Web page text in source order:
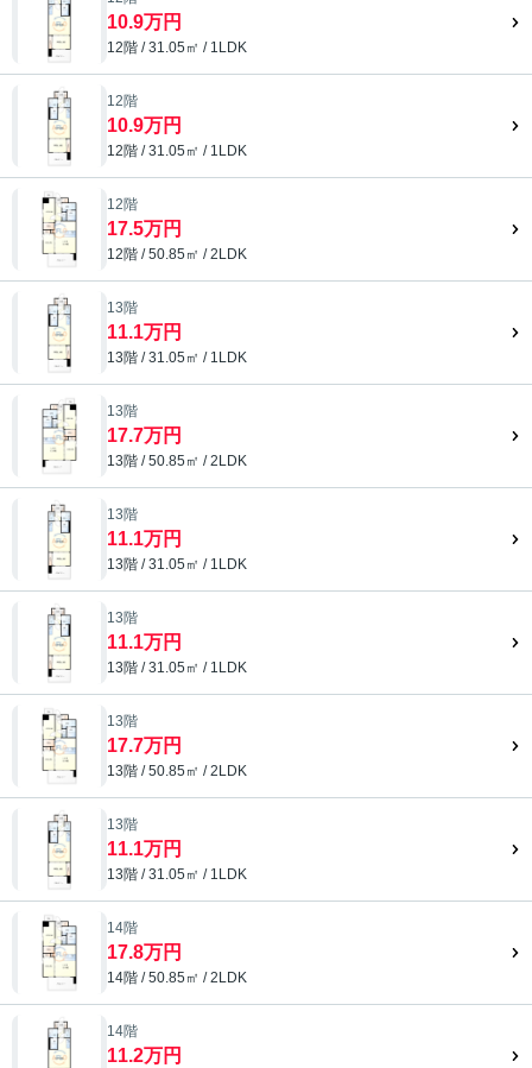
10.9万円
12階 / 31.05㎡ / 1LDK
12階
10.9万円
12階 / 31.05㎡ / 1LDK
12階
17.5万円
12階 / 50.85㎡ / 2LDK
13階
11.1万円
13階 / 31.05㎡ / 1LDK
13階
17.7万円
13階 / 50.85㎡ / 2LDK
13階
11.1万円
13階 / 31.05㎡ / 1LDK
13階
11.1万円
13階 / 31.05㎡ / 1LDK
13階
17.7万円
13階 / 50.85㎡ / 2LDK
13階
11.1万円
13階 / 31.05㎡ / 1LDK
14階
17.8万円
14階 / 50.85㎡ / 2LDK
14階
11.2万円